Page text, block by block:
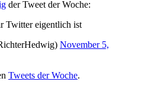
der Tweet der Woche:
Twitter eigentlich ist
November 5,
Tweets der Woche.